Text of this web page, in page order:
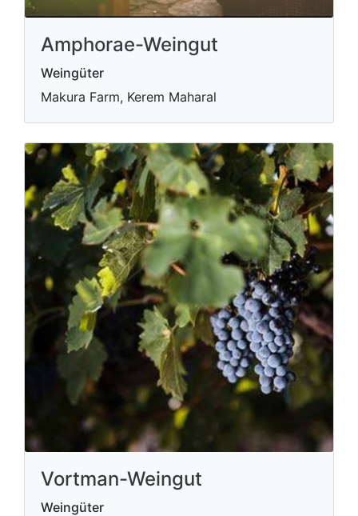
Amphorae-Weingut
Weingüter
Makura Farm, Kerem Maharal
Vortman-Weingut
Weingüter